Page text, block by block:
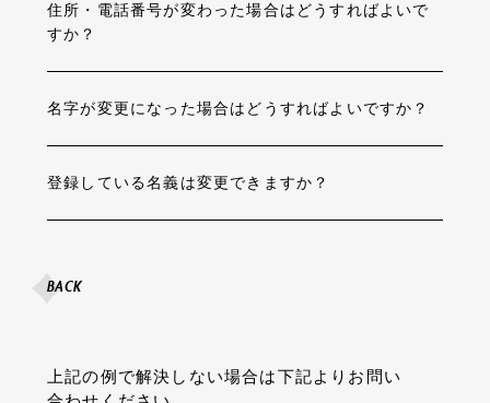
住所・電話番号が変わった場合はどうすればよいで
すか？
名字が変更になった場合はどうすればよいですか？
登録している名義は変更できますか？
BACK
上記の例で解決しない場合は下記よりお問い